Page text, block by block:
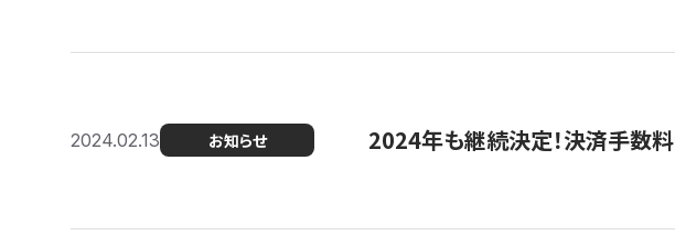
2024.02.13 お知らせ 2024年も継続決定！決済手数